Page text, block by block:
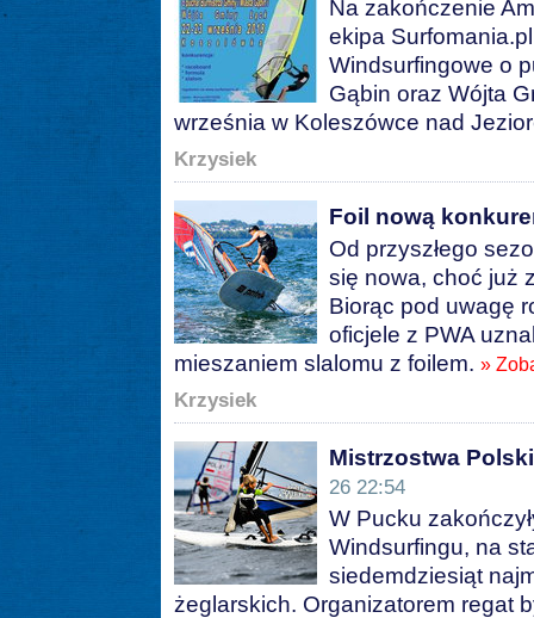
Na zakończenie
ekipa
Windsurfingowe o
Gąbin oraz Wójta
września w Koleszówce nad
Krzysiek
Foil nową
Od przyszłego
się nowa, choć już
Biorąc pod uwagę
oficjele z PWA
mieszaniem slalomu z foilem. »
Krzysiek
Mistrzostwa
26 22:54
W Pucku
Windsurfingu, na
siedemdziesiąt
żeglarskich. Organizatorem regat